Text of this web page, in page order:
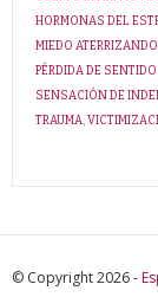
HORMONAS DEL
MIEDO
PÉRDIDA DE
SENSACIÓN DE
TRAUMA,
© Copyright 2026 -